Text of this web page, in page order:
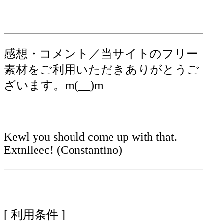
感想・コメント／当サイトのフリー
素材をご利用いただきありがとうご
ざいます。m(__)m
Kewl you should come up with that.
Extnlleec! (Constantino)
[ 利用条件 ]